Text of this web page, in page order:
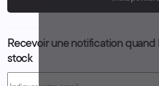
Recevoir une notification quand
stock